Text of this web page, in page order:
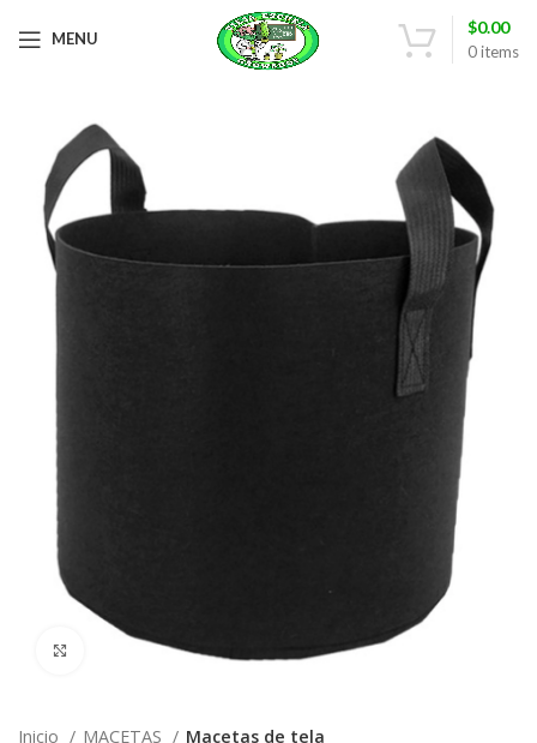
MENU
0items
$0.00
Click to enlarge
Inicio MACETAS Macetas de tela